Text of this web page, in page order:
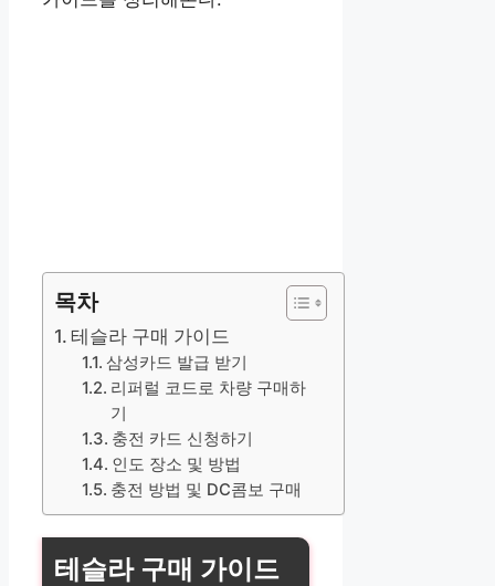
목차
테슬라 구매 가이드
삼성카드 발급 받기
리퍼럴 코드로 차량 구매하
기
충전 카드 신청하기
인도 장소 및 방법
충전 방법 및 DC콤보 구매
테슬라 구매 가이드